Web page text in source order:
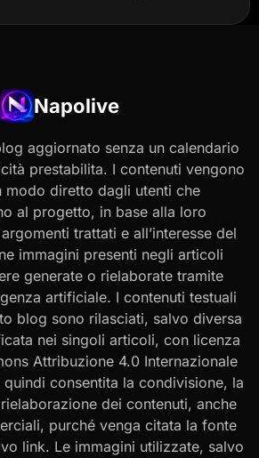
Napolive
aggiornato senza un calendario
prestabilita. I contenuti vengono
modo diretto dagli utenti che
al progetto, in base alla loro
trattati e all’interesse del
immagini presenti negli articoli
generate o rielaborate tramite
artificiale. I contenuti testuali
blog sono rilasciati, salvo diversa
nei singoli articoli, con licenza
Attribuzione 4.0 Internazionale
consentita la condivisione, la
dei contenuti, anche
purché venga citata la fonte
link. Le immagini utilizzate, salvo